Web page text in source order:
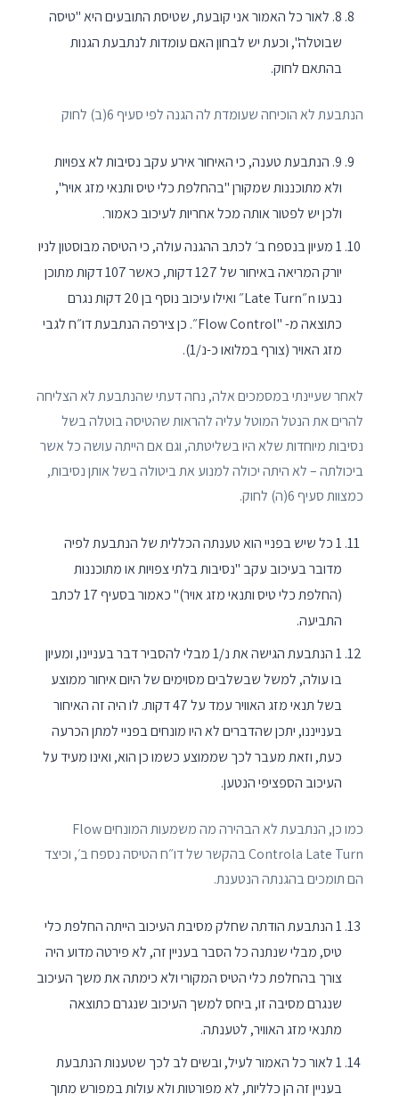
8. לאור כל האמור אני קובעת, שטיסת התובעים היא "טיסה
שבוטלה", וכעת יש לבחון האם עומדות לנתבעת הגנות
בהתאם לחוק.
הנתבעת לא הוכיחה שעומדת לה הגנה לפי סעיף 6(ב) לחוק
9. הנתבעת טענה, כי האיחור אירע עקב נסיבות לא צפויות
ולא מתוכננות שמקורן "בהחלפת כלי טיס ותנאי מזג אויר",
ולכן יש לפטור אותה מכל אחריות לעיכוב כאמור.
1 מעיון בנספח ב׳ לכתב ההגנה עולה, כי הטיסה מבוסטון לניו
יורק המריאה באיחור של 127 דקות, כאשר 107 דקות מתוכן
נבעו n״Late Turn״ ואילו עיכוב נוסף בן 20 דקות נגרם
כתוצאה מ- "Flow Control״. כן צירפה הנתבעת דו״ח לגבי
מזג האויר (צורף במלואו כ-נ/1).
לאחר שעיינתי במסמכים אלה, נחה דעתי שהנתבעת לא הצליחה
להרים את הנטל המוטל עליה להראות שהטיסה בוטלה בשל
נסיבות מיוחדות שלא היו בשליטתה, וגם אם הייתה עושה כל אשר
ביכולתה – לא היתה יכולה למנוע את ביטולה בשל אותן נסיבות,
כמצוות סעיף 6(ה) לחוק.
1 כל שיש בפניי הוא טענתה הכללית של הנתבעת לפיה
מדובר בעיכוב עקב "נסיבות בלתי צפויות או מתוכננות
(החלפת כלי טיס ותנאי מזג אויר)" כאמור בסעיף 17 לכתב
התביעה.
1 הנתבעת הגישה את נ/1 מבלי להסביר דבר בעניינו, ומעיון
בו עולה, למשל שבשלבים מסוימים של היום איחור ממוצע
בשל תנאי מזג האוויר עמד על 47 דקות. לו היה זה האיחור
בענייננו, יתכן שהדברים לא היו מונחים בפניי למתן הכרעה
כעת, וזאת מעבר לכך שממוצע כשמו כן הוא, ואינו מעיד על
העיכוב הספציפי הנטען.
כמו כן, הנתבעת לא הבהירה מה משמעות המונחים Flow
Controla Late Turn בהקשר של דו״ח הטיסה נספח ב׳, וכיצד
הם תומכים בהגנתה הנטענת.
1 הנתבעת הודתה שחלק מסיבת העיכוב הייתה החלפת כלי
טיס, מבלי שנתנה כל הסבר בעניין זה, לא פירטה מדוע היה
צורך בהחלפת כלי הטיס המקורי ולא כימתה את משך העיכוב
שנגרם מסיבה זו, ביחס למשך העיכוב שנגרם כתוצאה
מתנאי מזג האוויר, לטענתה.
1 לאור כל האמור לעיל, ובשים לב לכך שטענות הנתבעת
בעניין זה הן כלליות, לא מפורטות ולא עולות במפורש מתוך